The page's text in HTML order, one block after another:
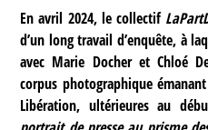
En avril 2024, le collectif
d’un long travail d’enquête, à
avec Marie Docher et Chloé
corpus photographique
Libération, ultérieures au